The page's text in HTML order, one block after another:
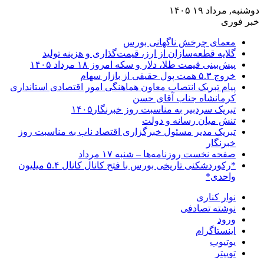
دوشنبه, مرداد ۱۹ ۱۴۰۵
خبر فوری
معمای چرخش ناگهانی بورس
گلایه قطعه‌سازان از ارز، قیمت‌گذاری و هزینه تولید
پیش‌بینی قیمت طلا، دلار و سکه امروز ۱۸ مرداد ۱۴۰۵
خروج ۵.۳ همت پول حقیقی از بازار سهام
پیام تبریک انتصاب معاون هماهنگی امور اقتصادی استانداری
کرمانشاه جناب آقای حسن
تبریک سردبیر به مناسبت روز خبرنگار۱۴۰۵
تنش میان رسانه و دولت
تبریک مدیر مسئول خبرگزاری اقتصاد ناب به مناسبت روز
خبرنگار
صفحه نخست روزنامه‌ها – شنبه ۱۷ مرداد
*رکوردشکنی تاریخی بورس با فتح کانال کانال ۵.۴ میلیون
واحدی*
نوار کناری
نوشته تصادفی
ورود
اینستاگرام
یوتیوب
توییتر